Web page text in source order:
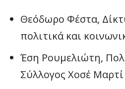
Θεόδωρο Φέστα,
πολιτικά και
Έση Ρουμελιώτη,
Σύλλογος Χοσέ Μαρτί